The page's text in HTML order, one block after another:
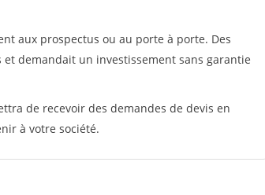
aux prospectus ou au porte à porte. Des
demandait un investissement sans garantie
de recevoir des demandes de devis en
à votre société.